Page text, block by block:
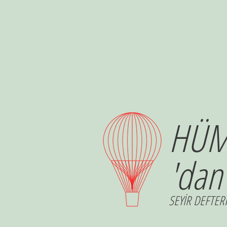
'dan
SEYİR DEFTERİ